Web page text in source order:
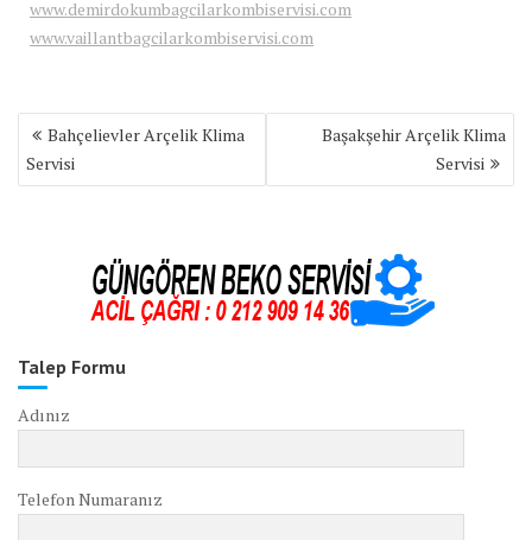
www.demirdokumbagcilarkombiservisi.com
www.vaillantbagcilarkombiservisi.com
Yazı
gezinmesi
Bahçelievler Arçelik Klima
Servisi
Başakşehir Arçelik Klima
Servisi
Talep Formu
Adınız
Telefon Numaranız